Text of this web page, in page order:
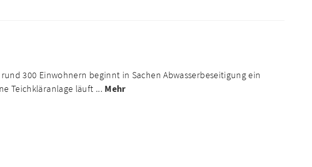
300 Einwohnern beginnt in Sachen Abwasserbeseitigung ein
Teichkläranlage läuft ... Mehr